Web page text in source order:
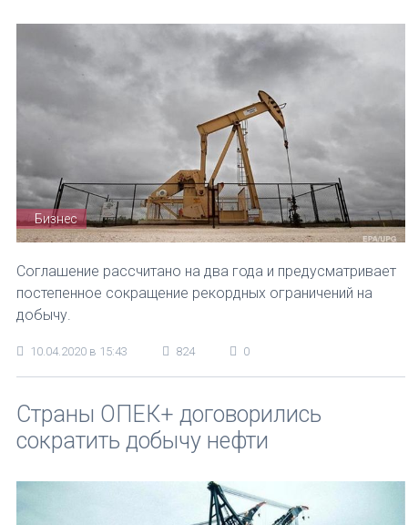
Бизнес
Соглашение рассчитано на два года и предусматривает
постепенное сокращение рекордных ограничений на
добычу.
10.04.2020 в 15:43 824 0
Страны ОПЕК+ договорились
сократить добычу нефти